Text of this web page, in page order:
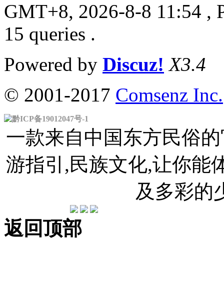
GMT+8, 2026-8-8 11:54 ,
15 queries .
Powered by Discuz! X3.4
© 2001-2017 Comsenz Inc.
黔ICP备19012047号-1
一款来自中国东方民俗
游指引,民族文化,让你能
及多彩的
返回顶部